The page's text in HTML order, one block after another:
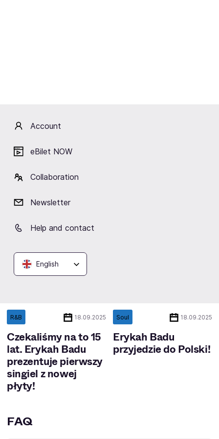
Account
eBilet NOW
Collaboration
Newsletter
Help and contact
English
about the artist's events.
R&B 18.09.2025
Czekaliśmy na to 15
lat. Erykah Badu
prezentuje pierwszy
singiel z nowej
płyty!
Soul 18.09.2025
Erykah Badu
przyjedzie do Polski!
FAQ